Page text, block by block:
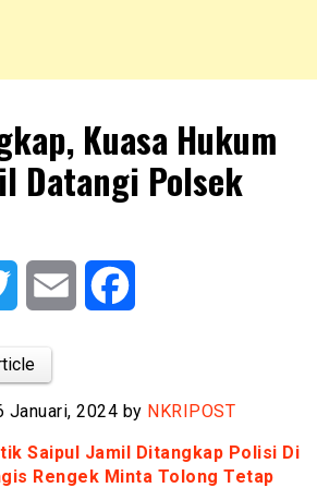
Kuasa Hukum
Datangi Polsek
Twitter Email
Januari, 2024 by NKRIPOST
Saipul Jamil Ditangkap Polisi Di
Rengek Minta Tolong Tetap